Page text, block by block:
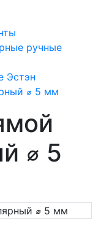
ручные
Эстэн
⌀ 5 мм
⌀ 5